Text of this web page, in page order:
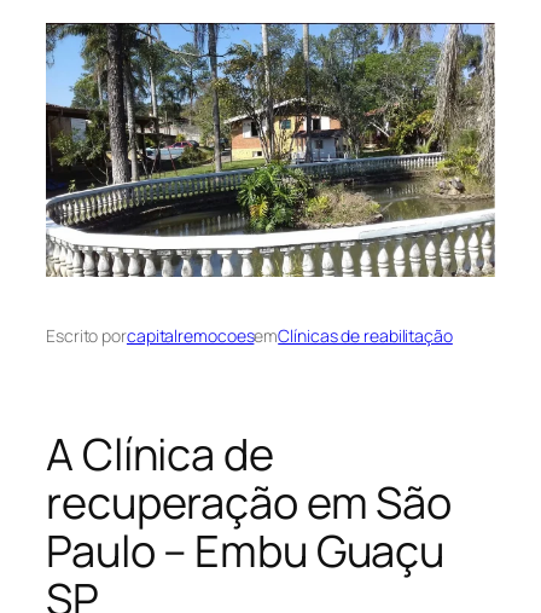
Escrito porcapitalremocoesemClínicas de reabilitação
A Clínica de
recuperação em São
Paulo – Embu Guaçu
SP